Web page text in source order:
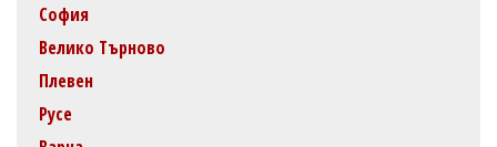
София
Велико Търново
Плевен
Русе